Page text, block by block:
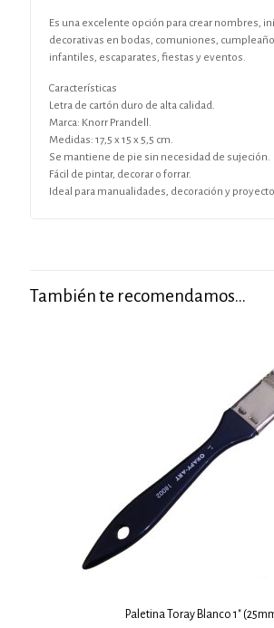
Es una excelente opción para crear nombres,
decorativas en bodas, comuniones,
infantiles, escaparates, fiestas y eventos.
Características
Letra de cartón duro de alta calidad.
Marca: Knorr Prandell.
Medidas: 17,5 x 15 x 5,5 cm.
Se mantiene de pie sin necesidad de sujeción.
Fácil de pintar, decorar o forrar.
Ideal para manualidades, decoración y
También te recomendamos…
Paletina Toray Blanco 1″